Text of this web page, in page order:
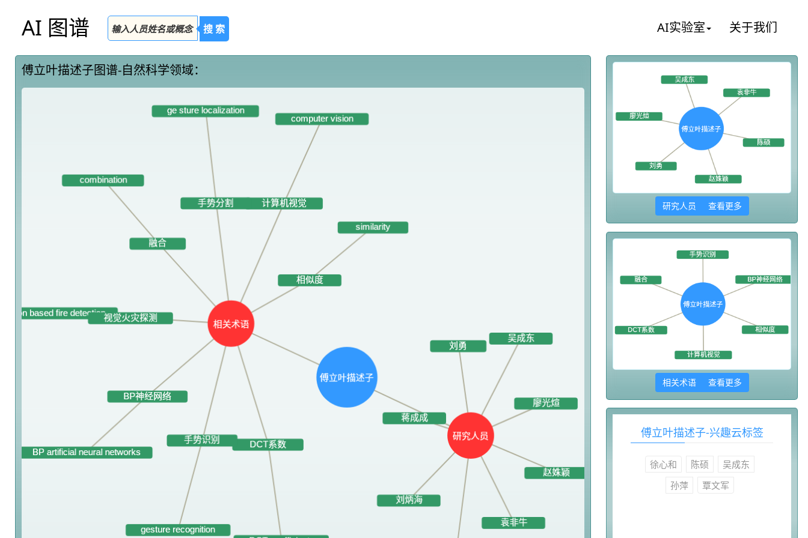
AI 图谱 搜 索 AI实验室 关于我们
傅立叶描述子图谱-自然科学领域：
研究人员 查看更多
相关术语 查看更多
傅立叶描述子-兴趣云标签
徐心和 陈硕
吴成东
孙萍
覃文军